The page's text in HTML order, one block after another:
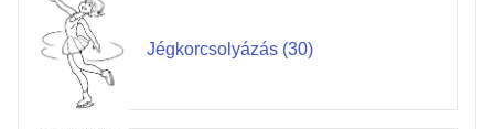
Jégkorcsolyázás (30)